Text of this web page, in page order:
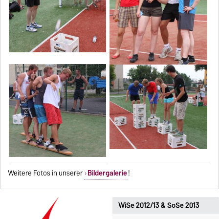
Weitere Fotos in unserer Bildergalerie!
WiSe 2012/13 & SoSe 2013